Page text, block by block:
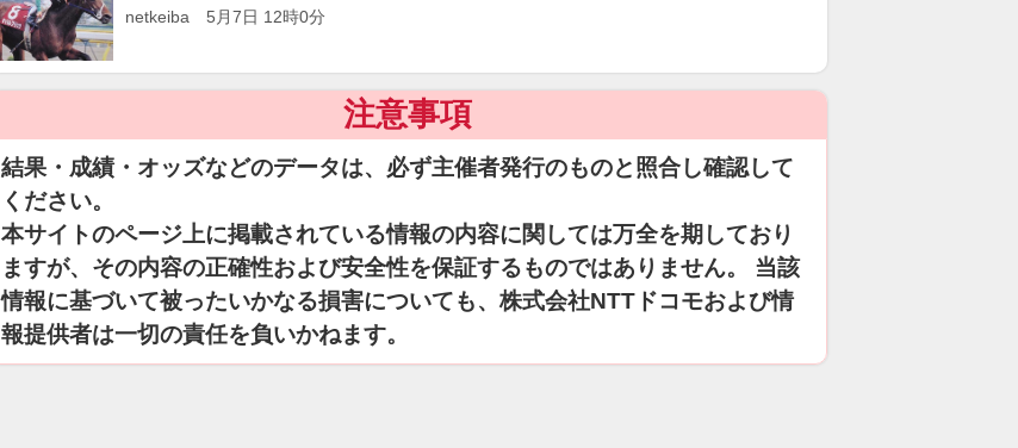
netkeiba 5月7日 12時0分
注意事項
結果・成績・オッズなどのデータは、必ず主催者発行のものと照合し確認して
ください。
本サイトのページ上に掲載されている情報の内容に関しては万全を期しており
ますが、その内容の正確性および安全性を保証するものではありません。 当該
情報に基づいて被ったいかなる損害についても、株式会社NTTドコモおよび情
報提供者は一切の責任を負いかねます。